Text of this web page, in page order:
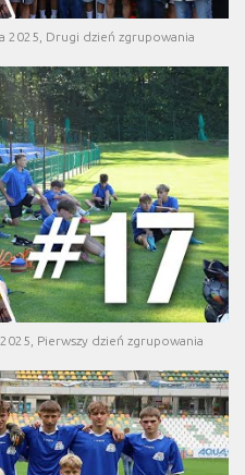
2025, Drugi dzień zgrupowania
Pierwszy dzień zgrupowania